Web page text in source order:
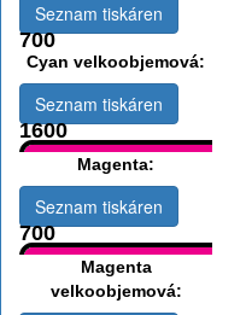
700
Seznam tiskáren
Cyan velkoobjemová:
1600
Seznam tiskáren
Magenta:
700
Seznam tiskáren
Magenta
velkoobjemová: